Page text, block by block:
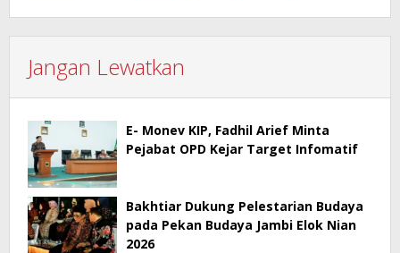
Jangan Lewatkan
E- Monev KIP, Fadhil Arief Minta
Pejabat OPD Kejar Target Infomatif
Bakhtiar Dukung Pelestarian Budaya
pada Pekan Budaya Jambi Elok Nian
2026